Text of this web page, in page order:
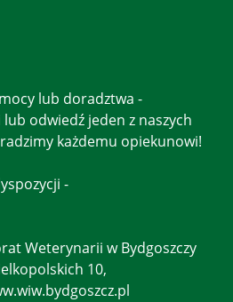
lub doradztwa -
odwiedź jeden z naszych
każdemu opiekunowi!
-
Weterynarii w Bydgoszczy
10,